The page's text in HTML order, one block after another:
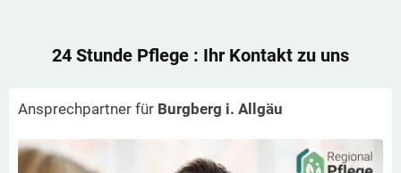
24 Stunde Pflege : Ihr Kontakt zu uns
Ansprechpartner für Burgberg i. Allgäu